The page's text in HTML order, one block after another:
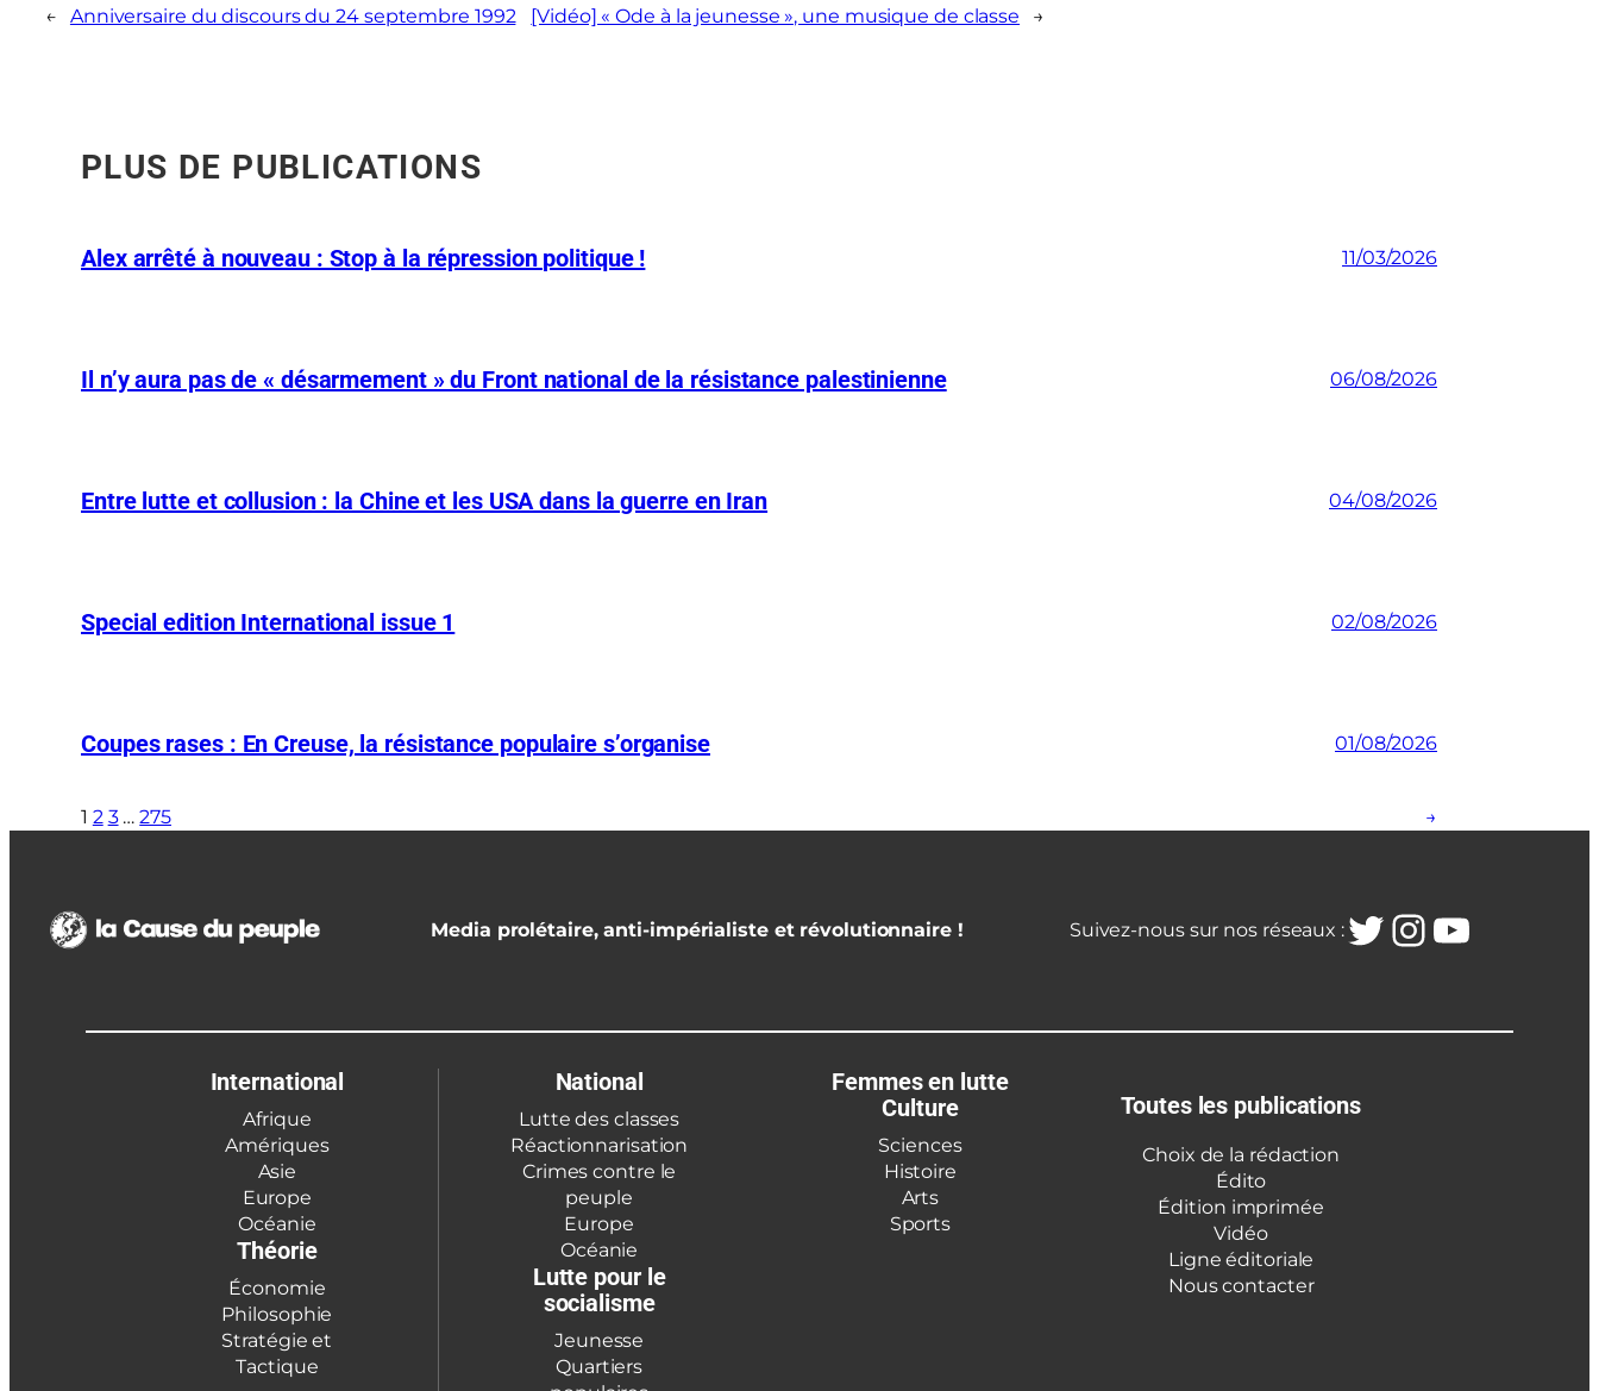
← Anniversaire du discours du 24 septembre 1992 [Vidéo] « Ode à la jeunesse », une musique de classe →
PLUS DE PUBLICATIONS
Alex arrêté à nouveau : Stop à la répression politique ! 11/03/2026
Il n’y aura pas de « désarmement » du Front national de la résistance palestinienne 06/08/2026
Entre lutte et collusion : la Chine et les USA dans la guerre en Iran 04/08/2026
Special edition International issue 1 02/08/2026
Coupes rases : En Creuse, la résistance populaire s’organise 01/08/2026
1 2 3 … 275 →
Media prolétaire, anti-impérialiste et révolutionnaire ! Suivez-nous sur nos réseaux :Twitter
International
Afrique
Amériques
Asie
Europe
Océanie
Théorie
Économie
Philosophie
Stratégie et
Tactique
National
Lutte des classes
Réactionnarisation
Crimes contre le
peuple
Europe
Océanie
Lutte pour le
socialisme
Jeunesse
Quartiers
Femmes en lutte
Culture
Sciences
Histoire
Arts
Sports
Toutes les publications
Choix de la rédaction
Édito
Édition imprimée
Vidéo
Ligne éditoriale
Nous contacter